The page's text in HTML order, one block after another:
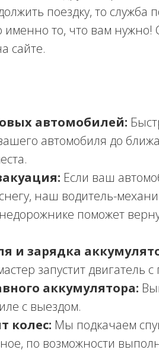
поездку, то служба
то, что вам
сайте.
автомобилей:
автомобиля до
Если ваш
наш водитель-
поможет
и зарядка
запустит двигатель
аккумулятора:
с выездом.
колес: Мы подкачаем
по возможности